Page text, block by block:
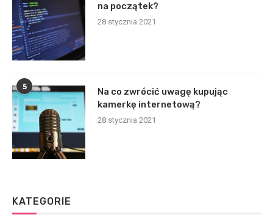
na początek?
28 stycznia 2021
5
Na co zwrócić uwagę kupując
kamerkę internetową?
28 stycznia 2021
KATEGORIE